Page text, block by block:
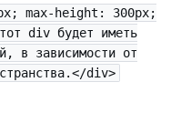
max-height: 300px;
div будет иметь
в зависимости от
div>